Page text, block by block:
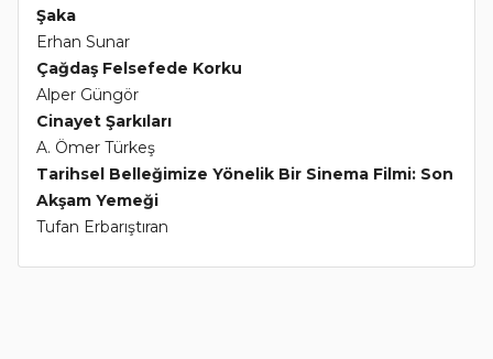
Şaka
Erhan Sunar
Çağdaş Felsefede Korku
Alper Güngör
Cinayet Şarkıları
A. Ömer Türkeş
Tarihsel Belleğimize Yönelik Bir Sinema Filmi: Son
Akşam Yemeği
Tufan Erbarıştıran